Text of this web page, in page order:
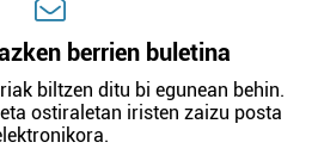
berrien buletina
biltzen ditu bi egunean behin.
ostiraletan iristen zaizu posta